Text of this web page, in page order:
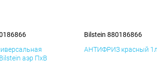
аэр ПхВ
Bilstein 880186866
АНТИФРИЗ красный 1л.